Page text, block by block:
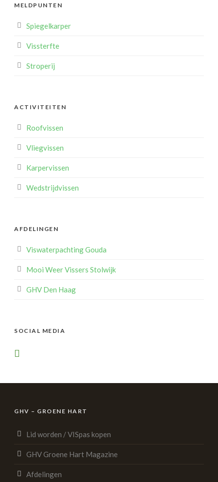
MELDPUNTEN
Spiegelkarper
Vissterfte
Stroperij
ACTIVITEITEN
Roofvissen
Vliegvissen
Karpervissen
Wedstrijdvissen
AFDELINGEN
Viswaterpachting Gouda
Mooi Weer Vissers Stolwijk
GHV Den Haag
SOCIAL MEDIA
GHV – GROENE HART
Lid worden / VISpas kopen
GHV Groene Hart Magazine
Afdelingen